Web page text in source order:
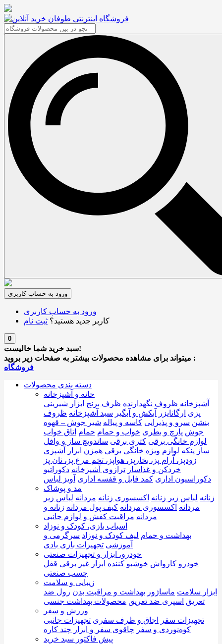
ورود به حساب کاربری
ورود به حساب کاربری
کاربر جدید هستید؟ ثبت نام
0
سبد خرید شما خالیست!
میتواند برای مشاهده محصولات بیشتر به صفحات زیر بروید :
فروشگاه
دسته بندی محصولات
خانه و آشپزخانه
آشپزخانه ظروف نگهدارنده ظرف برنج ابزار شیرینی
پزی ارگانایزر آبکش و آبگیر سبد آشپزخانه ظروف
بنشن سرو و پذیرایی کاسه و پیاله شیر جوش – قهوه
جوش پارچ و بطری خواب و حمام حمام اتاق خواب
لوازم خانگی برقی کتری برقی ساندویچ ساز و وافل
ساز پنکه لوازم ویژه خانگی برقی همزن ابزار آشپزی
زودپز، آرام پز، بخارپز، هواپز، تخم مرغ پز، نان پز
خردکن و غذاساز ترازوی آشپزخانه دکوراتیو
دکوراسیون اداری کمد فایل و قفسه اداری آویز لباس
مد و پوشاک
زنانه لباس زیر زنانه اکسسوری زنانه مردانه لباس زیر
مردانه اکسسوری مردانه کیف پول مردانه زنانه و
مردانه مراقبت کفش و لوازم جانبی
اسباب بازی، کودک و نوزاد
بهداشت و حمام لیف کودک و نوزاد سرگرمی و
آموزشی تجهیزات بازی بادی
خودرو، ابزار و تجهیزات صنعتی
خودرو کارواش خوشبو کننده ابزار غیر برقی قفل
چسب صنعتی
زیبایی و سلامت
ابزار سلامت ماساژور بهداشت و مراقبت بدن رول ضد
تعریق اسپری ضد تعریق محصولات بهداشت جنسی
ورزش و سفر
تجهیزات سفر
اجاق و ظرف سفری تجهیزات جانبی
کوه‌نوردی و سفر چاقوی سفر و ابزار چند کاره
پیش فاکتور سبد خرید